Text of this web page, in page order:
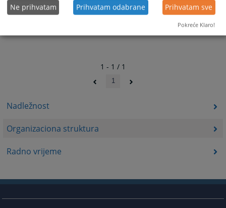
Nadležnost
Organizaciona struktura
Radno vrijeme
1 - 1 / 1
1
Ne prihvatam Prihvatam odabrane Prihvatam sve
Pokreće Klaro!